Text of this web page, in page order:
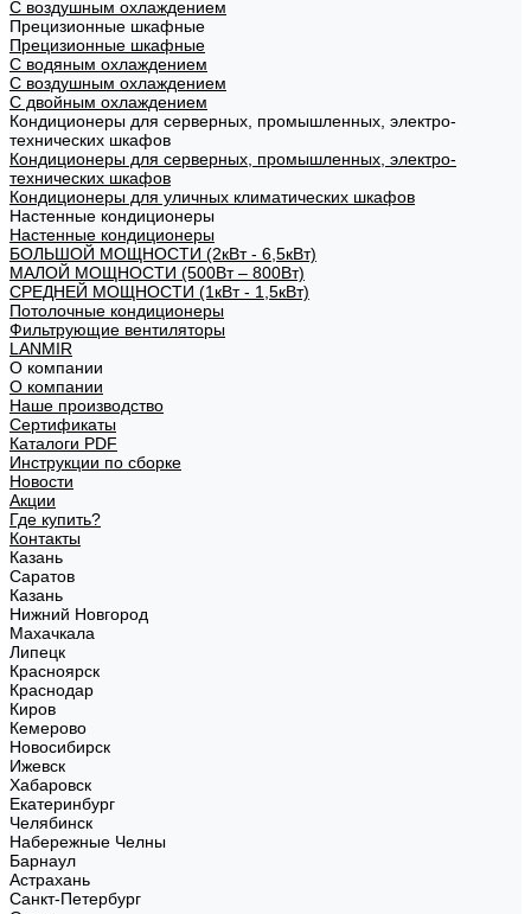
С воздушным охлаждением
Прецизионные шкафные
Прецизионные шкафные
С водяным охлаждением
С воздушным охлаждением
С двойным охлаждением
Кондиционеры для серверных, промышленных, электро-
технических шкафов
Кондиционеры для серверных, промышленных, электро-
технических шкафов
Кондиционеры для уличных климатических шкафов
Настенные кондиционеры
Настенные кондиционеры
БОЛЬШОЙ МОЩНОСТИ (2кВт - 6,5кВт)
МАЛОЙ МОЩНОСТИ (500Вт – 800Вт)
СРЕДНЕЙ МОЩНОСТИ (1кВт - 1,5кВт)
Потолочные кондиционеры
Фильтрующие вентиляторы
LANMIR
О компании
О компании
Наше производство
Сертификаты
Каталоги PDF
Инструкции по сборке
Новости
Акции
Где купить?
Контакты
Казань
Саратов
Казань
Нижний Новгород
Махачкала
Липецк
Красноярск
Краснодар
Киров
Кемерово
Новосибирск
Ижевск
Хабаровск
Екатеринбург
Челябинск
Набережные Челны
Барнаул
Астрахань
Санкт-Петербург